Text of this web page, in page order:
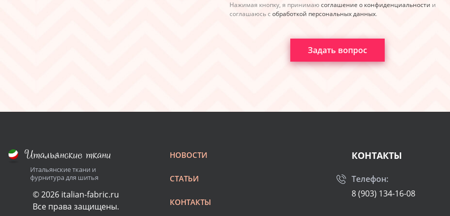
Нажимая кнопку, я принимаюсоглашение о конфиденциальности и
соглашаюсь с обработкой персональных данных.
Задать вопрос
Итальянские ткани и
фурнитура для шитья
© 2026 italian-fabric.ru
Все права защищены.
НОВОСТИ
СТАТЬИ
КОНТАКТЫ
КОНТАКТЫ
Телефон:
8 (903) 134-16-08